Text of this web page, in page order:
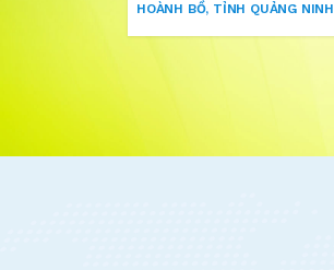
HOÀNH BỒ, TỈNH QUẢNG NINH